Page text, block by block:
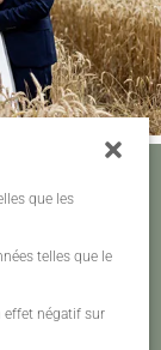
que les
telles que le
effet négatif sur